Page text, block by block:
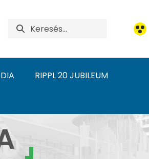
RIPPL 20 JUBILEUM
Rónai